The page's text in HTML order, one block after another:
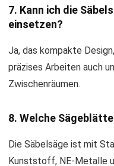
7. Kann ich die
einsetzen?
Ja, das kompakte
präzises Arbeiten auch
Zwischenräumen.
8. Welche
Die Säbelsäge ist mit
Kunststoff, NE-Metalle